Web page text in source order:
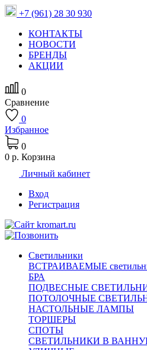
+7 (961) 28 30 930
КОНТАКТЫ
НОВОСТИ
БРЕНДЫ
АКЦИИ
0
Сравнение
0
Избранное
0
0 р. Корзина
Личный кабинет
Вход
Регистрация
Светильники
ВСТРАИВАЕМЫЕ
БРА
ПОДВЕСНЫЕ
ПОТОЛОЧНЫЕ
НАСТОЛЬНЫЕ ЛАМПЫ
ТОРШЕРЫ
СПОТЫ
СВЕТИЛЬНИКИ В